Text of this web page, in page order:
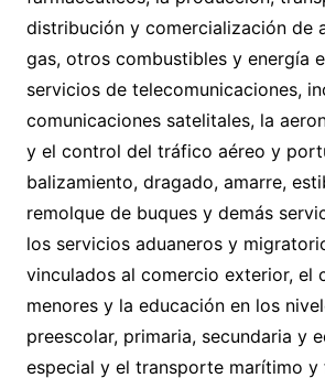
distribución y comercialización de
gas, otros combustibles y energía
servicios de telecomunicaciones,
comunicaciones satelitales, la
y el control del tráfico aéreo y
balizamiento, dragado, amarre,
remolque de buques y demás
los servicios aduaneros y
vinculados al comercio exterior, el
menores y la educación en los
preescolar, primaria, secundaria y
especial y el transporte marítimo y